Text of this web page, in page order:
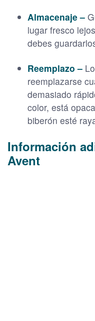
Almacenaje –
lugar fresco
debes
Reemplazo –
reemplazarse
demasiado
color, está
biberón esté
Información
Avent